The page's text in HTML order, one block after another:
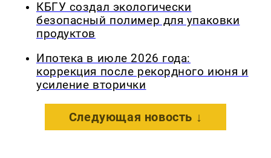
КБГУ создал экологически
безопасный полимер для упаковки
продуктов
Ипотека в июле 2026 года:
коррекция после рекордного июня и
усиление вторички
Следующая новость ↓